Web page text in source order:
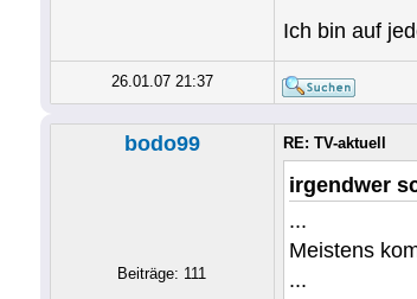
Ich bin auf
26.01.07 21:37
bodo99
Beiträge: 111
RE: TV-aktuell
irgendwer
...
Meistens
...